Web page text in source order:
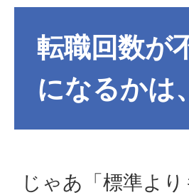
転職回数が
になるかは
じゃあ「標準よ